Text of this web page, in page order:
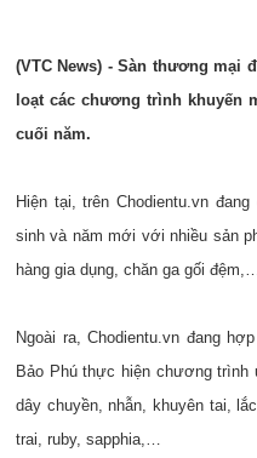
(VTC News) - Sàn thương mại
loạt các chương trình khuyến
cuối năm.
Hiện tại, trênChodientu.vn đang
sinh và năm mới với nhiều sản
hàng gia dụng, chăn ga gối
Ngoài ra, Chodientu.vn đang
Bảo Phú thực hiện chương
dây chuyền, nhẫn, khuyên tai,
trai, ruby, sapphia,…